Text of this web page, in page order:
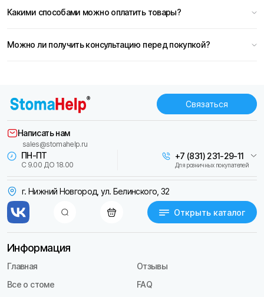
Какими способами можно оплатить товары?
Можно ли получить консультацию перед покупкой?
Связаться
г. Нижний Новгород, ул. Белинского, 32
Открыть каталог
ПН-ПТ
С 9.00 ДО 18.00
+7 (831) 231-29-11
Для розничных покупателей
Написать нам
sales@stomahelp.ru
Информация
Главная
Все о стоме
Отзывы
FAQ